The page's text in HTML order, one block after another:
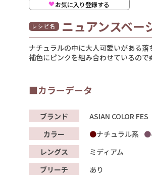
お気に入り登録する
レシピ名 ニュアンスベー
ナチュラルの中に大人可愛いがある
補色にピンクを組み合わせているの
■カラーデータ
ブランド
ASIAN COLOR FES
カラー
ナチュラル系
レングス
ミディアム
ブリーチ
あり